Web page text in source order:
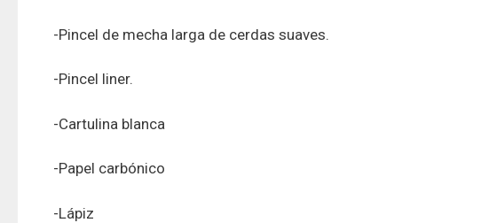
-Pincel de mecha larga de cerdas suaves.
-Pincel liner.
-Cartulina blanca
-Papel carbónico
-Lápiz